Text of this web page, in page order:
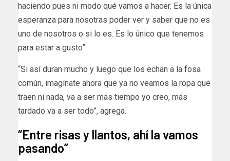
haciendo pues ni modo qué vamos a hacer. Es la única
esperanza para nosotras poder ver y saber que no es
uno de nosotros o si lo es. Es lo único que tenemos
para estar a gusto”.
“Si así duran mucho y luego que los echan a la fosa
común, imagínate ahora que ya no veamos la ropa que
traen ni nada, va a ser más tiempo yo creo, más
tardado va a ser todo”, agrega.
“Entre risas y llantos, ahí la vamos
pasando”